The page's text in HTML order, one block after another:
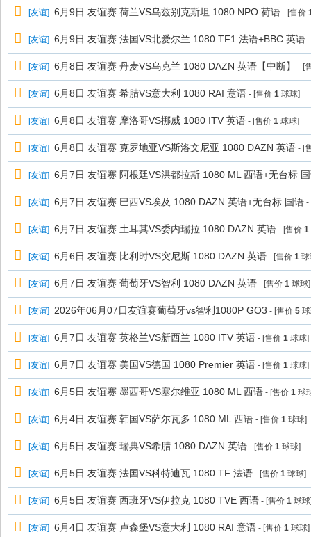
[友谊] 6月9日 友谊赛 荷兰VS乌兹别克斯坦 1080 NPO 荷语 - [售价
[友谊] 6月9日 友谊赛 法国VS北爱尔兰 1080 TF1 法语+BBC 英语
[友谊] 6月8日 友谊赛 丹麦VS乌克兰 1080 DAZN 英语【中断】 - [
[友谊] 6月8日 友谊赛 希腊VS意大利 1080 RAI 意语 - [售价 1 球球]
[友谊] 6月8日 友谊赛 摩洛哥VS挪威 1080 ITV 英语 - [售价 1 球球]
[友谊] 6月8日 友谊赛 克罗地亚VS斯洛文尼亚 1080 DAZN 英语 - [
[友谊] 6月7日 友谊赛 阿根廷VS洪都拉斯 1080 ML 西语+无台标
[友谊] 6月7日 友谊赛 巴西VS埃及 1080 DAZN 英语+无台标 国语 -
[友谊] 6月7日 友谊赛 土耳其VS委内瑞拉 1080 DAZN 英语 - [售价 1
[友谊] 6月6日 友谊赛 比利时VS突尼斯 1080 DAZN 英语 - [售价 1 球
[友谊] 6月7日 友谊赛 葡萄牙VS智利 1080 DAZN 英语 - [售价 1 球球]
[友谊] 2026年06月07日友谊赛葡萄牙vs智利1080P GO3 - [售价 5
[友谊] 6月7日 友谊赛 英格兰VS新西兰 1080 ITV 英语 - [售价 1 球球]
[友谊] 6月7日 友谊赛 美国VS德国 1080 Premier 英语 - [售价 1 球球]
[友谊] 6月5日 友谊赛 墨西哥VS塞尔维亚 1080 ML 西语 - [售价 1 球
[友谊] 6月4日 友谊赛 韩国VS萨尔瓦多 1080 ML 西语 - [售价 1 球球]
[友谊] 6月5日 友谊赛 瑞典VS希腊 1080 DAZN 英语 - [售价 1 球球]
[友谊] 6月5日 友谊赛 法国VS科特迪瓦 1080 TF 法语 - [售价 1 球球]
[友谊] 6月5日 友谊赛 西班牙VS伊拉克 1080 TVE 西语 - [售价 1 球
[友谊] 6月4日 友谊赛 卢森堡VS意大利 1080 RAI 意语 - [售价 1 球球]